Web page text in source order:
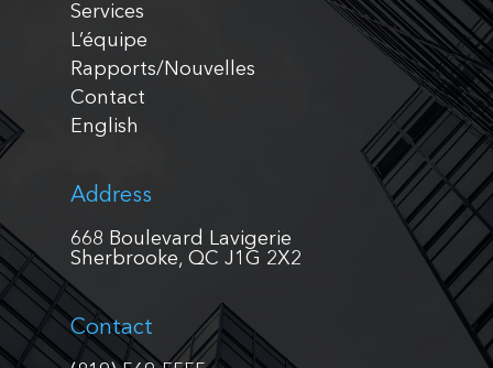
Services
L’équipe
Rapports/Nouvelles
Contact
English
Address
668 Boulevard Lavigerie
Sherbrooke, QC J1G 2X2
Contact